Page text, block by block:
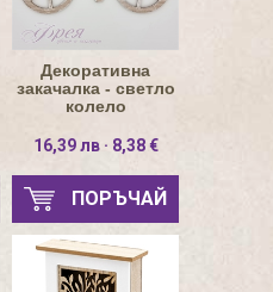
Декоративна
закачалка - светло
колело
16,39 лв · 8,38 €
ПОРЪЧАЙ